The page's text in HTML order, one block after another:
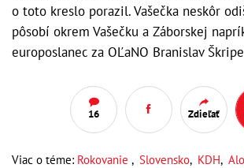
o toto kreslo porazil. Vašečka neskôr
pôsobí okrem Vašečku a Záborskej
europoslanec za OĽaNO Branislav
16 Zdieľať
Viac o téme: Rokovanie , Slovensko, KDH,